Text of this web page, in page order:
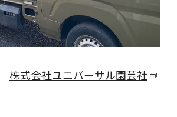
株式会社ユニバーサル園芸社